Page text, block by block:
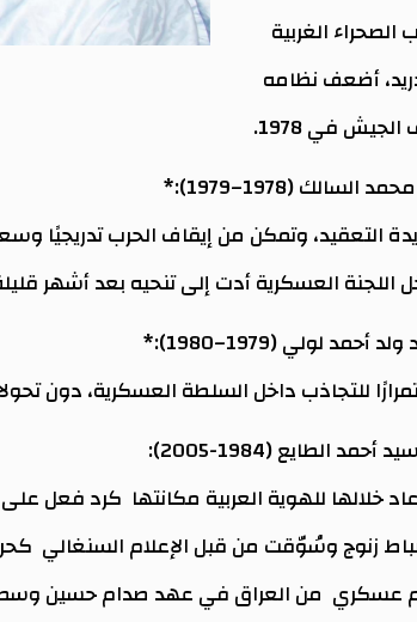
الغربية
مدريد، أضعف نظامه
في 1978.
التعقيد، وتمكن من إيقاف الحرب تدريجيًا
العسكرية أدت إلى تنحيه بعد أشهر
للتجاذب داخل السلطة العسكرية، دون
21 سنة، وأعاد خلالها للهوية العربية مكانتها كرد
ضباط زنوج وسُوّقت من قبل الإعلام السنغالي
سنة 1989، بدعم عسكري من العراق في عهد صدام